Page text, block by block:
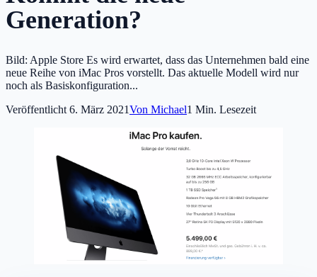
Generation?
Bild: Apple Store Es wird erwartet, dass das Unternehmen bald eine
neue Reihe von iMac Pros vorstellt. Das aktuelle Modell wird nur
noch als Basiskonfiguration...
Veröffentlicht 6. März 2021Von Michael1 Min. Lesezeit